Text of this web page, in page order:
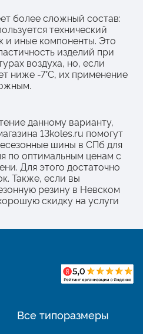
более сложный состав:
технический
и иные компоненты. Это
изделий при
воздуха, но, если
ниже -7°C, их применение
данному варианту,
13koles.ru помогут
шины в СПб для
по оптимальным ценам с
Для этого достаточно
Также, если вы
резину в Невском
скидку на услуги
Все типоразмеры